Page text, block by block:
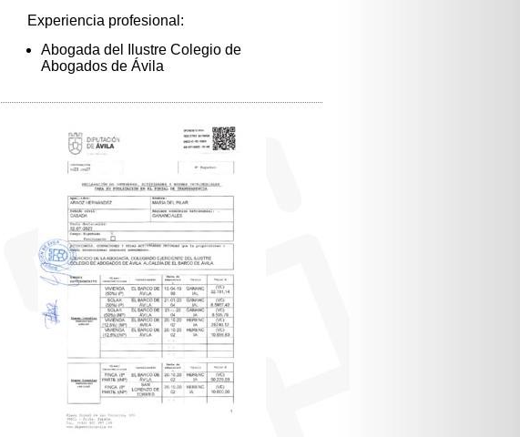
Experiencia profesional:
Abogada del Ilustre Colegio de
Abogados de Ávila